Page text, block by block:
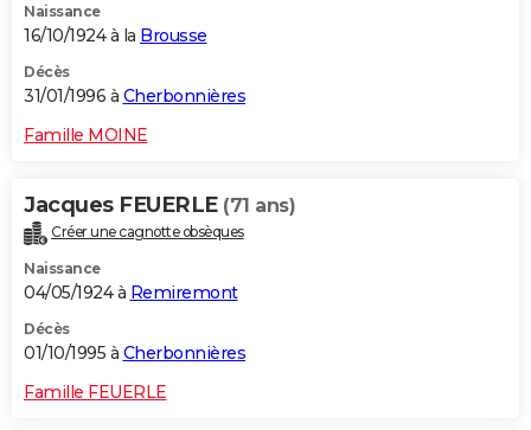
Naissance
16/10/1924 à la Brousse
Décès
31/01/1996 à Cherbonnières
Famille MOINE
Jacques FEUERLE (71 ans)
Créer une cagnotte obsèques
Naissance
04/05/1924 à Remiremont
Décès
01/10/1995 à Cherbonnières
Famille FEUERLE